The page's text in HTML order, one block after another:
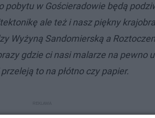
pobytu w Gościeradowie będą
ale też i nasz piękny
Wyżyną Sandomierską a
gdzie ci nasi malarze na pewno
to na płótno czy papier.